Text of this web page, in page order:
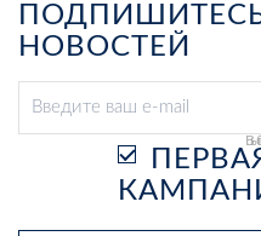
НОВОСТЕЙ